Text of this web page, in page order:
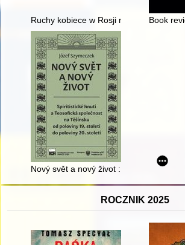
Ruchy kobiece w Rosji na przełomie
Book
Nový svět a nový život : spiritistické
ROCZNIK 2025